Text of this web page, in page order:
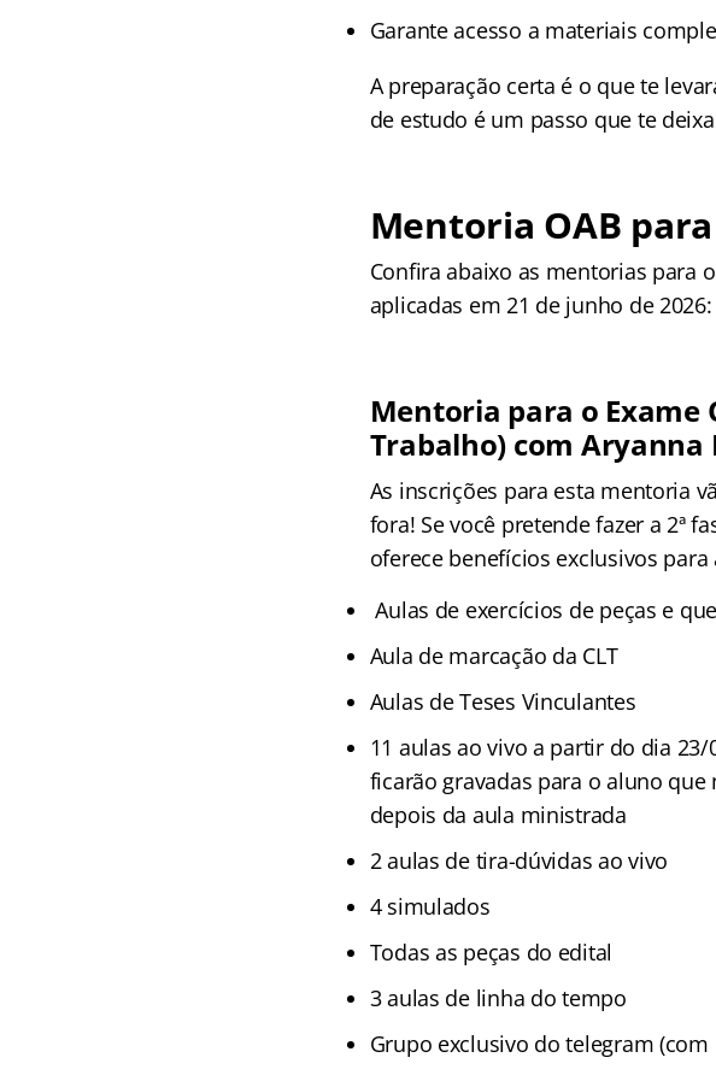
Garante acesso a materiais
A preparação certa é o que te
de estudo é um passo que te
Mentoria OAB
Confira abaixo as mentorias para
aplicadas em 21 de junho de 2026:
Mentoria para o Exame
Trabalho) com Aryanna
As inscrições para esta mentoria
fora! Se você pretende fazer a 2ª
oferece benefícios exclusivos
Aulas de exercícios de peças e
Aula de marcação da CLT
Aulas de Teses Vinculantes
11 aulas ao vivo a partir do dia
ficarão gravadas para o aluno
depois da aula ministrada
2 aulas de tira-dúvidas ao vivo
4 simulados
Todas as peças do edital
3 aulas de linha do tempo
Grupo exclusivo do telegram (com